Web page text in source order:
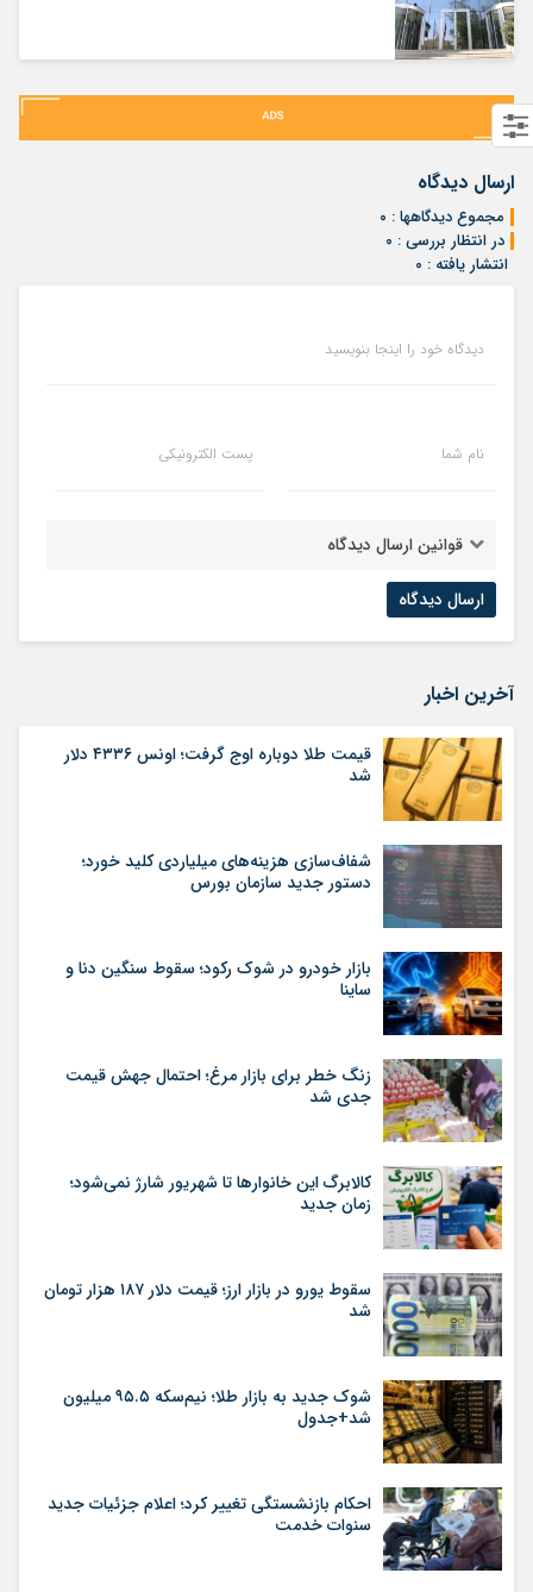
ارسال دیدگاه
مجموع دیدگاهها : ۰
در انتظار بررسی : ۰
انتشار یافته : ۰
دیدگاه خود را اینجا بنویسید
نام شما پست الکترونیکی
قوانین ارسال دیدگاه
آخرین اخبار
قیمت طلا دوباره اوج گرفت؛ اونس ۴۳۳۶ دلار
شد
شفاف‌سازی هزینه‌های میلیاردی کلید خورد؛
دستور جدید سازمان بورس
بازار خودرو در شوک رکود؛ سقوط سنگین دنا و
ساینا
زنگ خطر برای بازار مرغ؛ احتمال جهش قیمت
جدی شد
کالابرگ این خانوارها تا شهریور شارژ نمی‌شود؛
زمان جدید
سقوط یورو در بازار ارز؛ قیمت دلار ۱۸۷ هزار تومان
شد
شوک جدید به بازار طلا؛ نیم‌سکه ۹۵.۵ میلیون
شد+جدول
احکام بازنشستگی تغییر کرد؛ اعلام جزئیات جدید
سنوات خدمت